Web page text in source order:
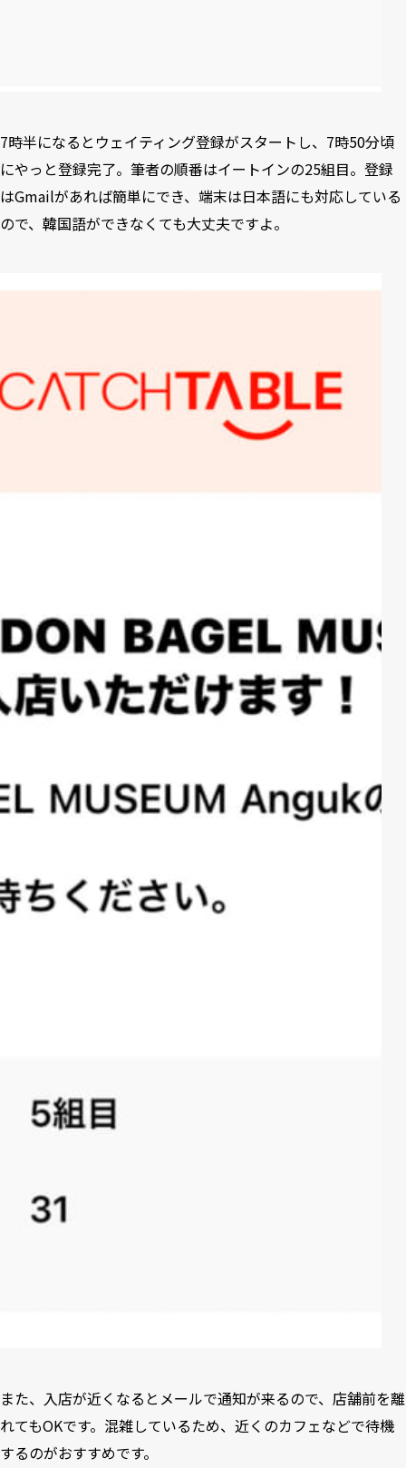
7時半になるとウェイティング登録がスタートし、7時50分頃
にやっと登録完了。筆者の順番はイートインの25組目。登録
はGmailがあれば簡単にでき、端末は日本語にも対応している
ので、韓国語ができなくても大丈夫ですよ。
また、入店が近くなるとメールで通知が来るので、店舗前を離
れてもOKです。混雑しているため、近くのカフェなどで待機
するのがおすすめです。